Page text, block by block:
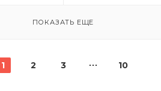
ПОКАЗАТЬ ЕЩЕ
1 2 3 10